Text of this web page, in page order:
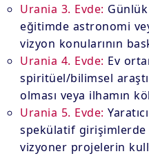
Urania 3. Evde:
eğitimde astronomi
vizyon konularının
Urania 4. Evde: Ev
spiritüel/bilimsel
olması veya ilhamın
Urania 5. Evde:
spekülatif girişimlerde
vizyoner projelerin